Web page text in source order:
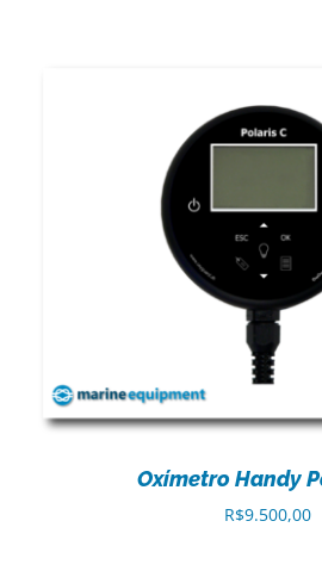
Oxímetro Handy
R$9.500,00